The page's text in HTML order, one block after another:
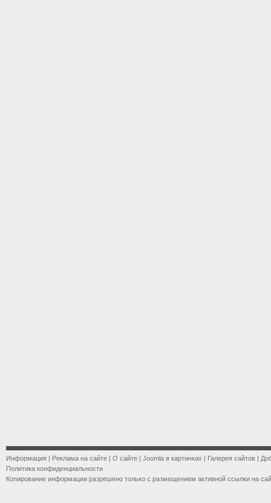
Информация | Реклама на сайте | О сайте | Joomla в картинках | Галерея сайтов |
Политика конфиденциальности
Копирование информации разрешено только с размещением активной ссылки на